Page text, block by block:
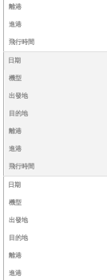
離港
進港
飛行時間
日期
機型
出發地
目的地
離港
進港
飛行時間
日期
機型
出發地
目的地
離港
進港